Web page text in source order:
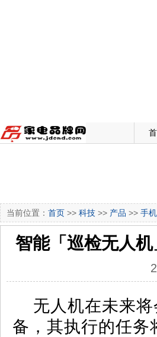
当前位置： 首页 >> 科技 >> 产品 >> 手机
智能「巡检无人
无人机在未来
备，其执行的任务